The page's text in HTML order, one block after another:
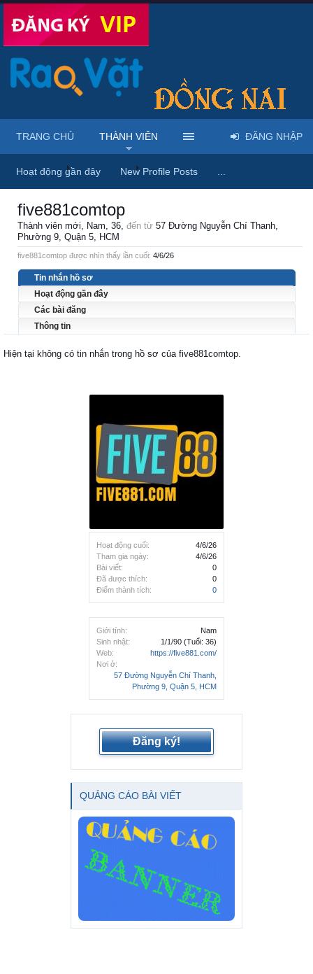
Trang chủ Thành viên five881comtop
Hoạt động cuối:
4/6/26
Tham gia ngày:
4/6/26
Bài viết:
0
Đã được thích:
0
Điểm thành tích:
0
Giới tính:
Nam
Sinh nhật:
1/1/90 (Tuổi: 36)
Web:
https://five881.com/
Nơi ở:
57 Đường Nguyễn Chí Thanh,
Phường 9, Quận 5, HCM
five881comtop
Thành viên mới, Nam, 36, đến từ 57 Đường Nguyễn Chí Thanh,
Phường 9, Quận 5, HCM
five881comtop được nhìn thấy lần cuối: 4/6/26
Tin nhắn hồ sơ
Hoạt động gần đây
Các bài đăng
Thông tin
Hiện tại không có tin nhắn trong hồ sơ của five881comtop.
Đăng ký!
QUẢNG CÁO BÀI VIẾT
TRANG CHỦ THÀNH VIÊN
Hoạt động gần đây New Profile Posts
ĐĂNG NHẬP